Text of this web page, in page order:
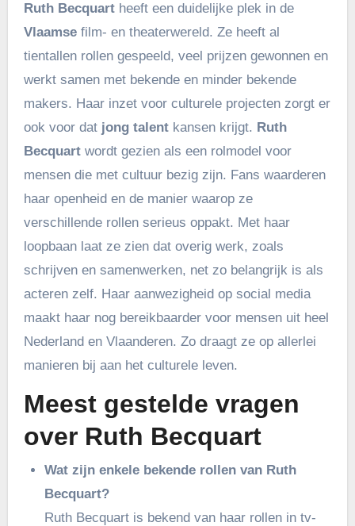
Ruth Becquartheeft een duidelijke plek in de
Vlaamsefilm- en theaterwereld. Ze heeft al
tientallen rollen gespeeld, veel prijzen gewonnen en
werkt samen met bekende en minder bekende
makers. Haar inzet voor culturele projecten zorgt er
ook voor dat jong talentkansen krijgt. Ruth
Becquartwordt gezien als een rolmodel voor
mensen die met cultuur bezig zijn. Fans waarderen
haar openheid en de manier waarop ze
verschillende rollen serieus oppakt. Met haar
loopbaan laat ze zien dat overig werk, zoals
schrijven en samenwerken, net zo belangrijk is als
acteren zelf. Haar aanwezigheid op social media
maakt haar nog bereikbaarder voor mensen uit heel
Nederland en Vlaanderen. Zo draagt ze op allerlei
manieren bij aan het culturele leven.
Meest gestelde vragen
over Ruth Becquart
Wat zijn enkele bekende rollen van Ruth
Becquart?
Ruth Becquart is bekend van haar rollen in tv-